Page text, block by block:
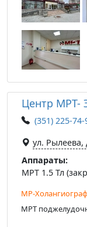
Центр МРТ-
(351) 225-74-
ул. Рылеева,
Аппараты:
МРТ 1.5 Тл
МР-
МРТ